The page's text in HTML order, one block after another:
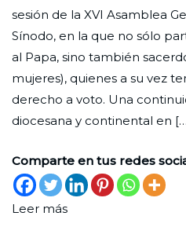
Nueva
de
septiembre
de
2023
sesión de la XVI Asamblea
Sínodo, en la que no sólo
al Papa, sino también
mujeres), quienes a su vez
derecho a voto. Una
diocesana y continental en
Comparte en tus redes
Leer más